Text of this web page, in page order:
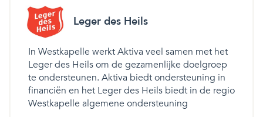
Leger des Heils
In Westkapelle werkt Aktiva veel samen met het
Leger des Heils om de gezamenlijke doelgroep
te ondersteunen. Aktiva biedt ondersteuning in
financiën en het Leger des Heils biedt in de regio
Westkapelle algemene ondersteuning